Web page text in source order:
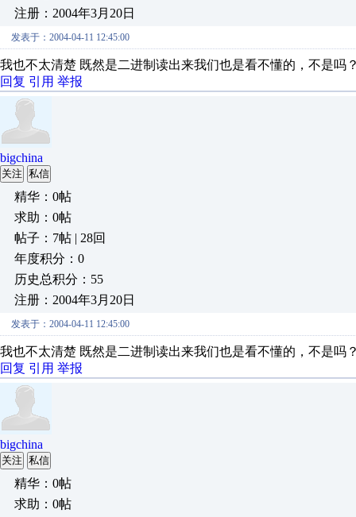
注册：2004年3月20日
发表于：2004-04-11 12:45:00
我也不太清楚 既然是二进制读出来我们也是看不懂的，不是吗
回复 引用 举报
bigchina
关注 私信
精华：0帖
求助：0帖
帖子：7帖 | 28回
年度积分：0
历史总积分：55
注册：2004年3月20日
发表于：2004-04-11 12:45:00
我也不太清楚 既然是二进制读出来我们也是看不懂的，不是吗
回复 引用 举报
bigchina
关注 私信
精华：0帖
求助：0帖